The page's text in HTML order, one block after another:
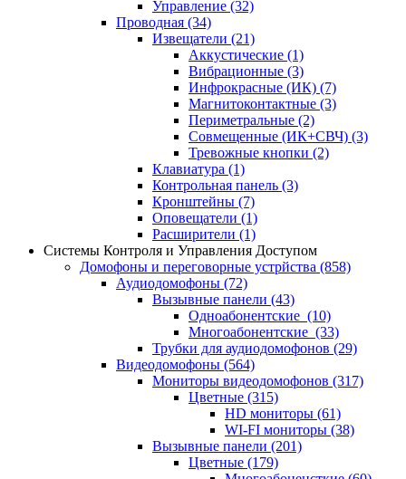
Управление (32)
Проводная (34)
Извещатели (21)
Аккустические (1)
Вибрационные (3)
Инфрокрасные (ИК) (7)
Магнитоконтактные (3)
Периметральные (2)
Совмещенные (ИК+СВЧ) (3)
Тревожные кнопки (2)
Клавиатура (1)
Контрольная панель (3)
Кронштейны (7)
Оповещатели (1)
Расширители (1)
Системы Контроля и Управления Доступом
Домофоны и переговорные устрйства (858)
Аудиодомофоны (72)
Вызывные панели (43)
Одноабонентские (10)
Многоабонентские (33)
Трубки для аудиодомофонов (29)
Видеодомофоны (564)
Мониторы видеодомофонов (317)
Цветные (315)
HD мониторы (61)
WI-FI мониторы (38)
Вызывные панели (201)
Цветные (179)